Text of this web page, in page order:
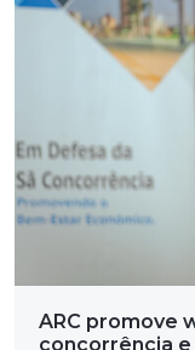
ARC promove
concorrência